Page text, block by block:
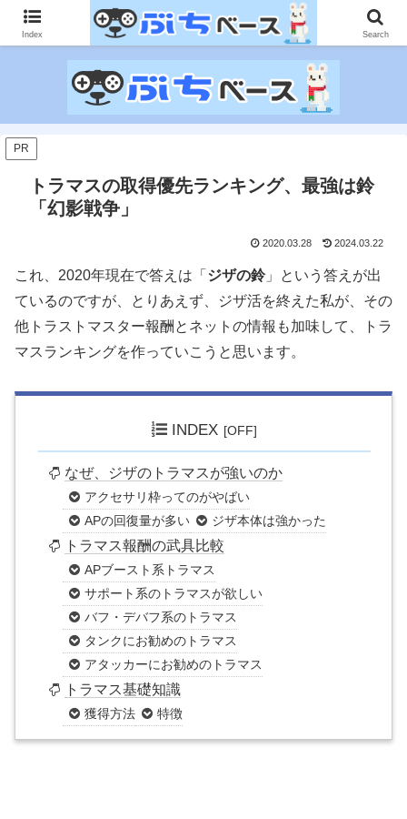
ゲームに課金して得た情報をゲーム記事に仕上げて、収益以上の課金をする無
限機関サイトです。
PR
トラマスの取得優先ランキング、最強は鈴
「幻影戦争」
2020.03.28 2024.03.22
これ、2020年現在で答えは「 ジザの鈴」という答えが出
ているのですが、とりあえず、ジザ活を終えた私が、その
他トラストマスター報酬とネットの情報も加味して、トラ
マスランキングを作っていこうと思います。
INDEX
なぜ、ジザのトラマスが強いのか
アクセサリ枠ってのがやばい
APの回復量が多い
ジザ本体は強かった
トラマス報酬の武具比較
APブースト系トラマス
サポート系のトラマスが欲しい
バフ・デバフ系のトラマス
タンクにお勧めのトラマス
アタッカーにお勧めのトラマス
トラマス基礎知識
獲得方法 特徴
Index Search